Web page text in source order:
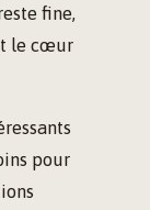
fine,
le cœur
pour